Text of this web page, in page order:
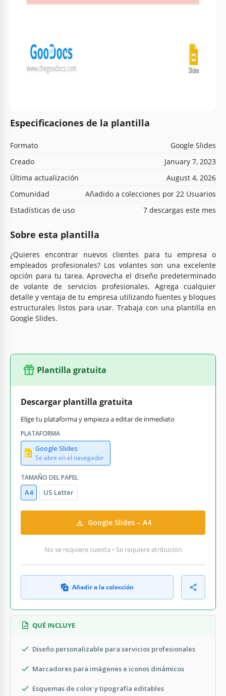
Especificaciones de la plantilla
Formato
Google Slides
Creado
January 7, 2023
Última actualización
August 4, 2026
Comunidad
Añadido a colecciones por 22 Usuarios
Estadísticas de uso
7 descargas este mes
Sobre esta plantilla
¿Quieres encontrar nuevos clientes para tu empresa o
empleados profesionales? Los volantes son una excelente
opción para tu tarea. Aprovecha el diseño predeterminado
de volante de servicios profesionales. Agrega cualquier
detalle y ventaja de tu empresa utilizando fuentes y bloques
estructurales listos para usar. Trabaja con una plantilla en
Google Slides.
Plantilla gratuita
Descargar plantilla gratuita
Elige tu plataforma y empieza a editar de inmediato
PLATAFORMA
Google Slides
Se abre en el navegador
TAMAÑO DEL PAPEL
A4 US Letter
Google Slides – A4
No se requiere cuenta • Se requiere atribución
Añadir a la colección
QUÉ INCLUYE
Diseño personalizable para servicios profesionales
Marcadores para imágenes e iconos dinámicos
Esquemas de color y tipografía editables